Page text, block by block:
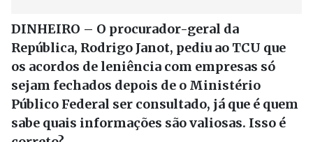
DINHEIRO – O procurador-geral da
República, Rodrigo Janot, pediu ao TCU que
os acordos de leniência com empresas só
sejam fechados depois de o Ministério
Público Federal ser consultado, já que é quem
sabe quais informações são valiosas. Isso é